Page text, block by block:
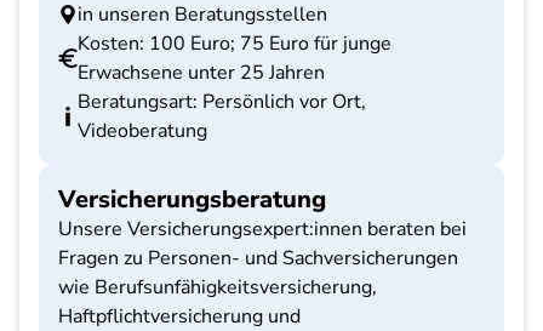
in unseren Beratungsstellen
Kosten: 100 Euro; 75 Euro für junge
Erwachsene unter 25 Jahren
Beratungsart: Persönlich vor Ort,
Videoberatung
Versicherungsberatung
Unsere Versicherungsexpert:innen beraten bei
Fragen zu Personen- und Sachversicherungen
wie Berufsunfähigkeitsversicherung,
Haftpflichtversicherung und